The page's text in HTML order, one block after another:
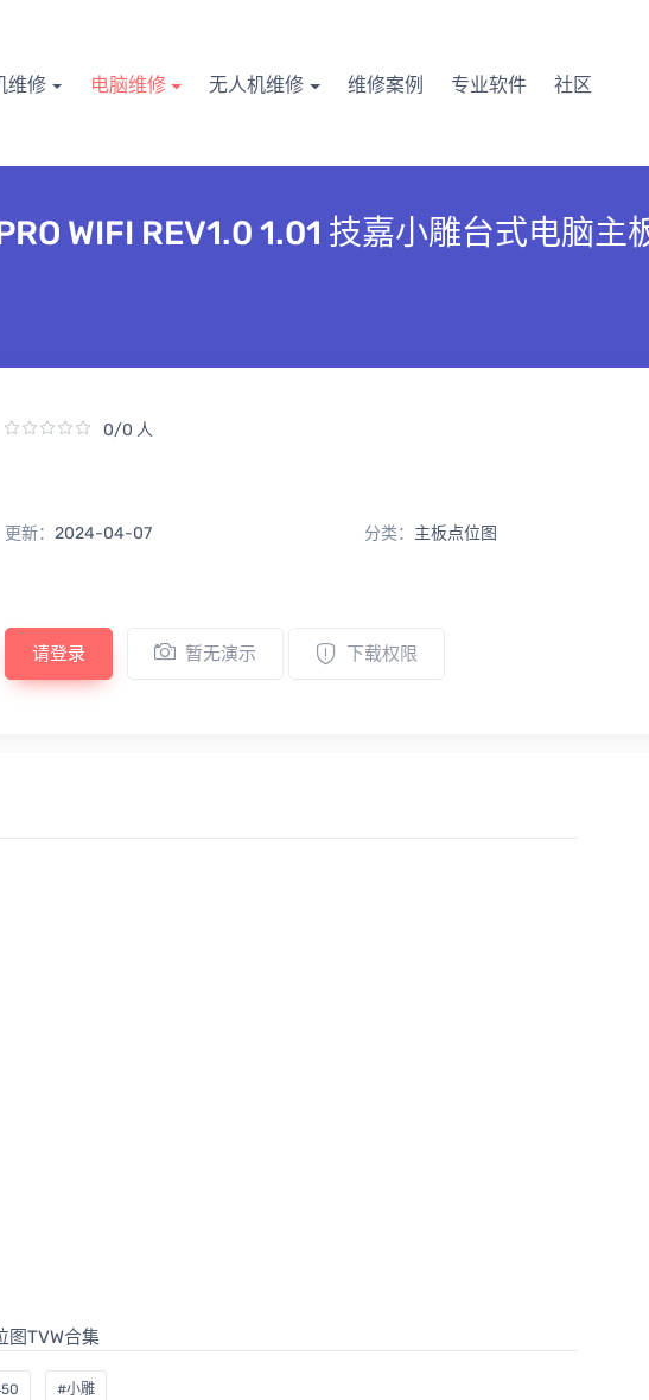
维修 电脑维修 无人机维修 维修案例 专业软件 社区
WIFI REV1.0 1.01 技嘉小雕台式电脑主
0/0 人
更新： 2024-04-07 分类： 主板点位图
请登录 暂无演示 下载权限
#小雕